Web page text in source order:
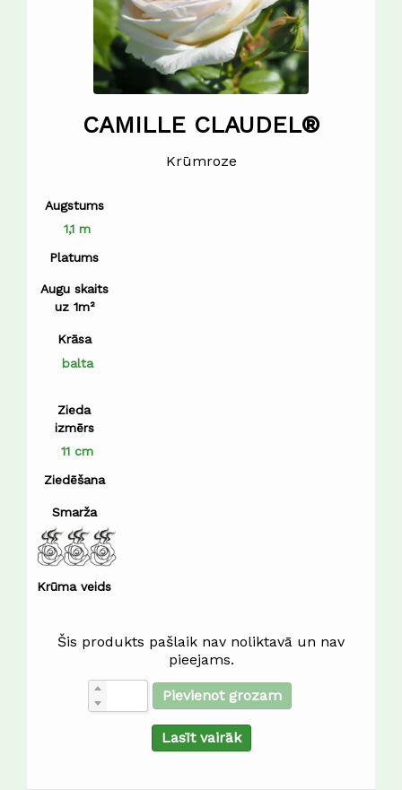
CAMILLE CLAUDEL®
Krūmroze
Augstums
1,1 m
Platums
Augu skaits
uz 1m²
Krāsa
balta
Zieda
izmērs
11 cm
Ziedēšana
Smarža
Krūma veids
Šis produkts pašlaik nav noliktavā un nav
pieejams.
Pievienot grozam
Lasīt vairāk